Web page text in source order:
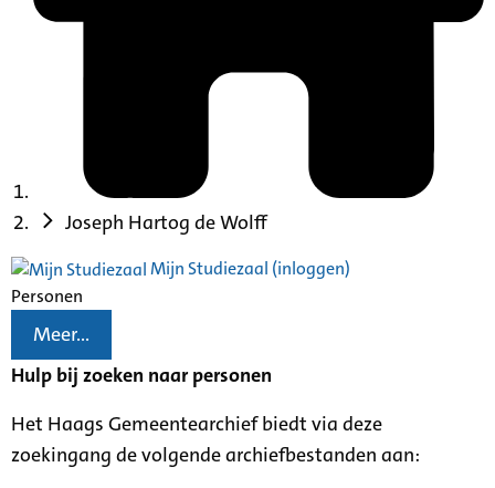
Joseph Hartog de Wolff
Mijn Studiezaal (inloggen)
Personen
Meer...
Hulp bij zoeken naar personen
Het Haags Gemeentearchief biedt via deze
zoekingang de volgende archiefbestanden aan: